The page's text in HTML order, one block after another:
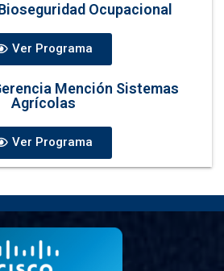
Ocupacional
Ver Programa
Mención Sistemas
Agrícolas
Ver Programa